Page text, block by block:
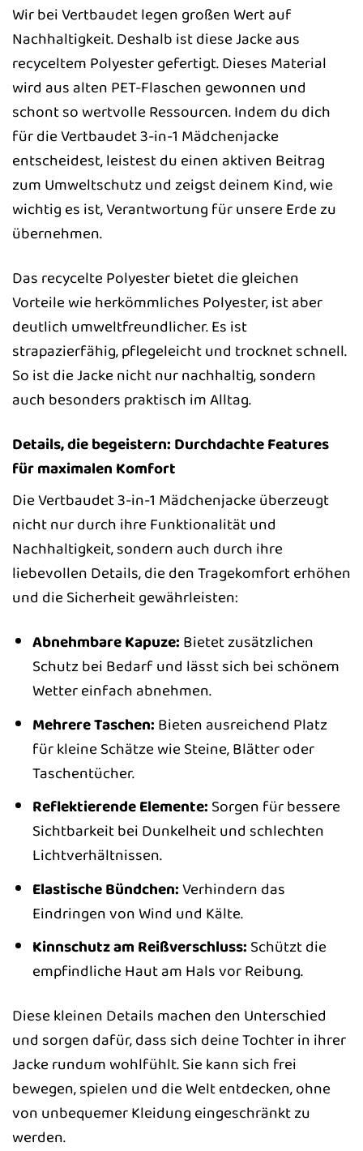
Wir bei Vertbaudet legen großen Wert auf
Nachhaltigkeit. Deshalb ist diese Jacke aus
recyceltem Polyester gefertigt. Dieses Material
wird aus alten PET-Flaschen gewonnen und
schont so wertvolle Ressourcen. Indem du dich
für die Vertbaudet 3-in-1 Mädchenjacke
entscheidest, leistest du einen aktiven Beitrag
zum Umweltschutz und zeigst deinem Kind, wie
wichtig es ist, Verantwortung für unsere Erde zu
übernehmen.
Das recycelte Polyester bietet die gleichen
Vorteile wie herkömmliches Polyester, ist aber
deutlich umweltfreundlicher. Es ist
strapazierfähig, pflegeleicht und trocknet schnell.
So ist die Jacke nicht nur nachhaltig, sondern
auch besonders praktisch im Alltag.
Details, die begeistern: Durchdachte Features
für maximalen Komfort
Die Vertbaudet 3-in-1 Mädchenjacke überzeugt
nicht nur durch ihre Funktionalität und
Nachhaltigkeit, sondern auch durch ihre
liebevollen Details, die den Tragekomfort erhöhen
und die Sicherheit gewährleisten:
Abnehmbare Kapuze: Bietet zusätzlichen
Schutz bei Bedarf und lässt sich bei schönem
Wetter einfach abnehmen.
Mehrere Taschen: Bieten ausreichend Platz
für kleine Schätze wie Steine, Blätter oder
Taschentücher.
Reflektierende Elemente: Sorgen für bessere
Sichtbarkeit bei Dunkelheit und schlechten
Lichtverhältnissen.
Elastische Bündchen:Verhindern das
Eindringen von Wind und Kälte.
Kinnschutz am Reißverschluss: Schützt die
empfindliche Haut am Hals vor Reibung.
Diese kleinen Details machen den Unterschied
und sorgen dafür, dass sich deine Tochter in ihrer
Jacke rundum wohlfühlt. Sie kann sich frei
bewegen, spielen und die Welt entdecken, ohne
von unbequemer Kleidung eingeschränkt zu
werden.